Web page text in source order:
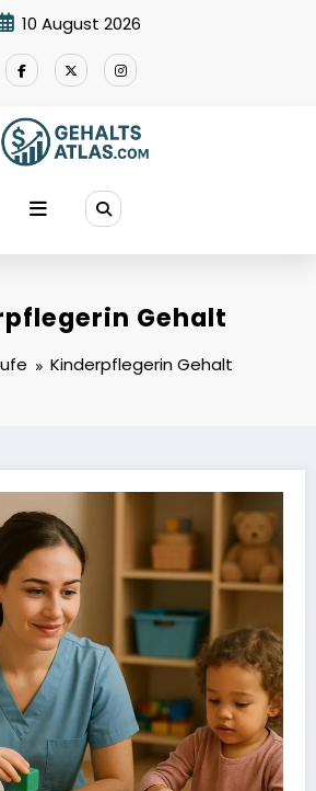
10 August 2026
Gehalt
Kinderpflegerin Gehalt